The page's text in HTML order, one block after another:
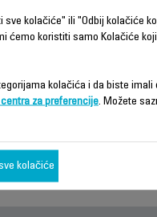
I SUVO
ČIŠĆENJE
sve kolačiće" ili "Odbij kolačiće
ćemo koristiti samo Kolačiće
kolačića i da biste imali
za preferencije. Možete
kolačiće